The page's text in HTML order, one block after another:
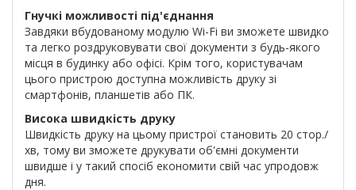
Гнучкі можливості під'єднання
Завдяки вбудованому модулю Wi-Fi ви зможете швидко
та легко роздруковувати свої документи з будь-якого
місця в будинку або офісі. Крім того, користувачам
цього пристрою доступна можливість друку зі
смартфонів, планшетів або ПК.
Висока швидкість друку
Швидкість друку на цьому пристрої становить 20 стор./
хв, тому ви зможете друкувати об'ємні документи
швидше і у такий спосіб економити свій час упродовж
дня.